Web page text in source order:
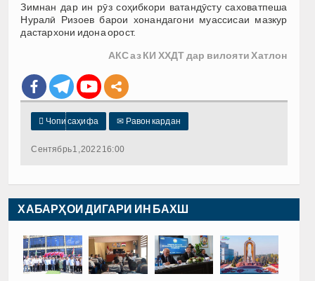
Зимнан дар ин рӯз соҳибкори ватандӯсту саховатпеша
Нуралӣ Ризоев барои хонандагони муассисаи мазкур
дастархони идона орост.
АКС аз КИ ХХДТ дар вилояти Хатлон
 Чопи саҳифа ✉ Равон кардан
Сентябрь 1, 2022 16:00
ХАБАРҲОИ ДИГАРИ ИН БАХШ